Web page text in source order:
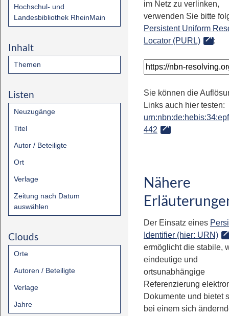
Hochschul- und
Landesbibliothek RheinMain
Inhalt
Themen
Listen
Neuzugänge
Titel
Autor / Beteiligte
Ort
Verlage
Zeitung nach Datum
auswählen
Clouds
Orte
Autoren / Beteiligte
Verlage
Jahre
im Netz zu verlinken,
verwenden Sie bitte
Persistent Uniform
Locator (PURL)
:
Sie können die
Links auch hier testen:
442
Nähere
Der Einsatz eines
Identifier (hier: URN)
ermöglicht die stabile,
eindeutige und
ortsunabhängige
Referenzierung
Dokumente und bietet
bei einem sich